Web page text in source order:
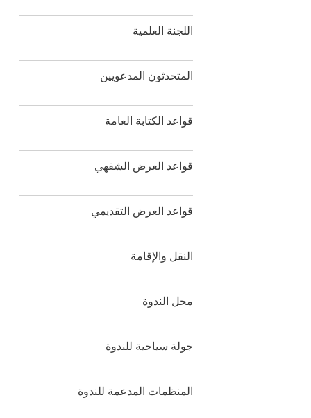
اللجنة العلمية
المتحدثون المدعويين
قواعد الكتابة العامة
قواعد العرض الشفهي
قواعد العرض التقديمي
النقل والإقامة
محل الندوة
جولة سياحية للندوة
المنظمات المدعمة للندوة